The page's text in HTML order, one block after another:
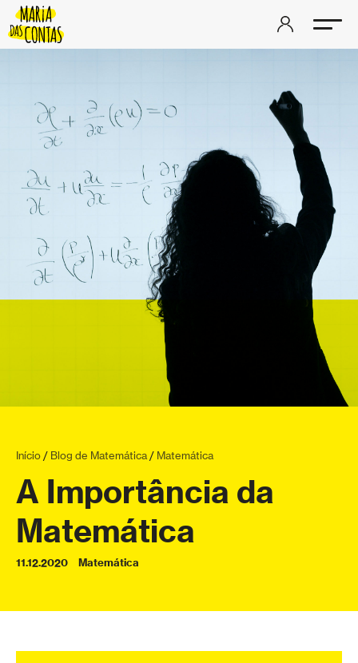
Início / Blog de Matemática / Matemática
A Importância da
Matemática
11.12.2020 Matemática